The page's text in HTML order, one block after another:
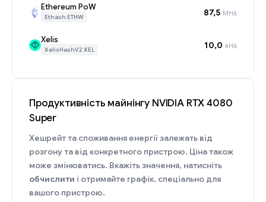
Ethereum PoW
Ethash ETHW 87,5 MH/s
Xelis
XelisHashV2 XEL 10,0 kH/s
Продуктивність майнінгу NVIDIA RTX 4080
Super
Хешрейт та споживання енергії залежать від
розгону та від конкретного пристрою. Ціна також
може змінюватись. Вкажіть значення, натисніть
обчислити і отримайте графік, спеціально для
вашого пристрою.